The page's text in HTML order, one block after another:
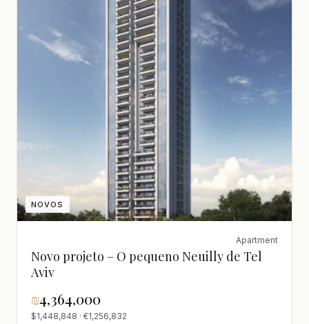
NOVOS
Apartment
Novo projeto – O pequeno Neuilly de Tel
Aviv
₪4,364,000
$1,448,848 · €1,256,832